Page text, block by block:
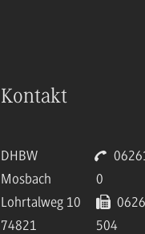
Kontakt
DHBW
Mosbach
Lohrtalweg 10
74821
0
504